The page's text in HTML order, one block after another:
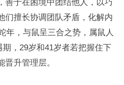
善于在困境中团结他人，以巧
们擅长协调团队矛盾，化解内
年，与鼠呈三合之势，属鼠人
期，29岁和41岁者若把握住下
升管理层。